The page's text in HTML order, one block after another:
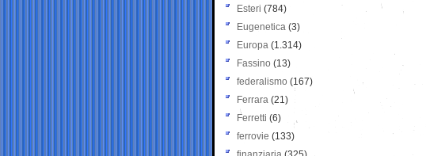
Esteri (784)
Eugenetica (3)
Europa (1.314)
Fassino (13)
federalismo (167)
Ferrara (21)
Ferretti (6)
ferrovie (133)